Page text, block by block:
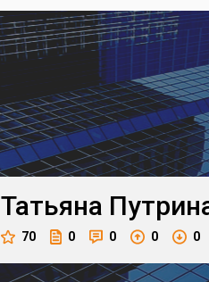
Татьяна
70 0 0 0 0